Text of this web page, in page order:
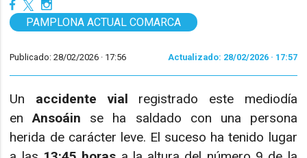
PAMPLONA ACTUAL COMARCA
Publicado: 28/02/2026 · 17:56 Actualizado: 28/02/2026 · 17:57
Un accidente vial registrado este mediodía
enAnsoáin se ha saldado con una persona
herida de carácter leve. El suceso ha tenido lugar